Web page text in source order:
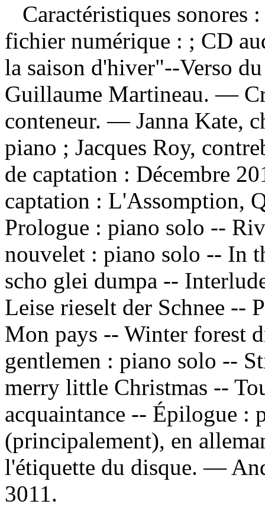
Caractéristiques sonores
fichier numérique : ; CD
la saison d'hiver"--Verso
Guillaume Martineau. —
conteneur. — Janna Kate,
piano ; Jacques Roy,
de captation : Décembre
captation : L'Assomption,
Prologue : piano solo --
nouvelet : piano solo -- In
scho glei dumpa --
Leise rieselt der Schnee --
Mon pays -- Winter forest
gentlemen : piano solo --
merry little Christmas --
acquaintance -- Épilogue :
(principalement), en
l'étiquette du disque. —
3011.